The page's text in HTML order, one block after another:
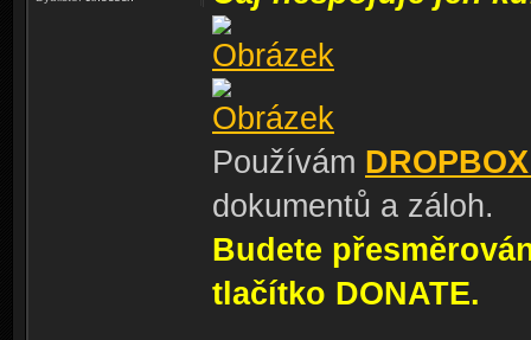
Používám
dokumentů a záloh.
Budete
tlačítko DONATE.